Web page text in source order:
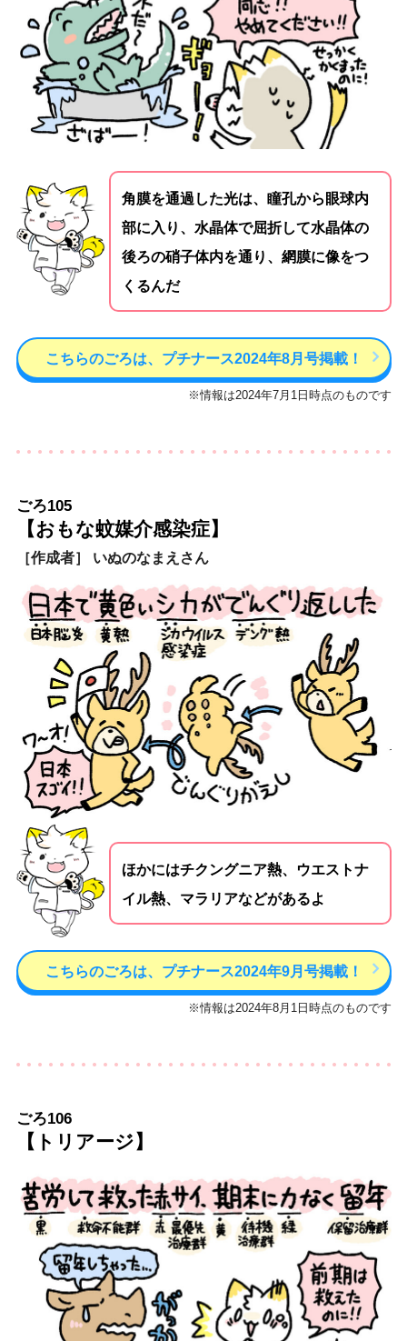
角膜を通過した光は、瞳孔から眼球内
部に入り、水晶体で屈折して水晶体の
後ろの硝子体内を通り、網膜に像をつ
くるんだ
こちらのごろは、プチナース2024年8月号掲載！
※情報は2024年7月1日時点のものです
ごろ105
【おもな蚊媒介感染症】
［作成者］ いぬのなまえさん
ほかにはチクングニア熱、ウエストナ
イル熱、マラリアなどがあるよ
こちらのごろは、プチナース2024年9月号掲載！
※情報は2024年8月1日時点のものです
ごろ106
【トリアージ】